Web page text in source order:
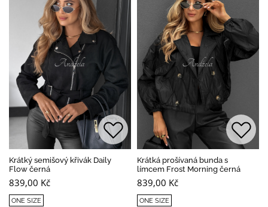
Krátký semišový křivák Daily
Flow černá
839,00 Kč
ONE SIZE
Krátká prošívaná bunda s
límcem Frost Morning černá
839,00 Kč
ONE SIZE